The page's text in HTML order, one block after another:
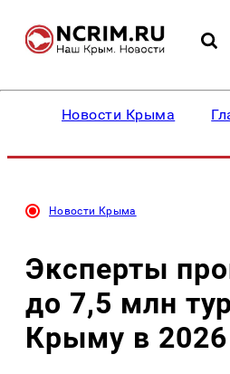
Новости Крыма
Новости Крыма
Эксперты
до 7,5 млн
Крыму в 2026